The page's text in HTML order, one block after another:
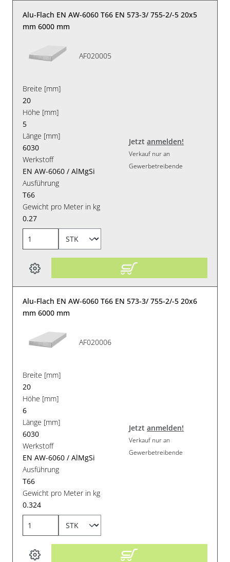
Alu-Flach EN AW-6060 T66 EN 573-3/ 755-2/-5 20x5
mm 6000 mm
AF020005
Breite [mm]
20
Höhe [mm]
5
Länge [mm]
6030
Werkstoff
EN AW-6060 / AlMgSi
Ausführung
T66
Gewicht pro Meter in kg
0.27
Jetztanmelden!
Verkauf nur an
Gewerbetreibende
Alu-Flach EN AW-6060 T66 EN 573-3/ 755-2/-5 20x6
mm 6000 mm
AF020006
Breite [mm]
20
Höhe [mm]
6
Länge [mm]
6030
Werkstoff
EN AW-6060 / AlMgSi
Ausführung
T66
Gewicht pro Meter in kg
0.324
Jetztanmelden!
Verkauf nur an
Gewerbetreibende